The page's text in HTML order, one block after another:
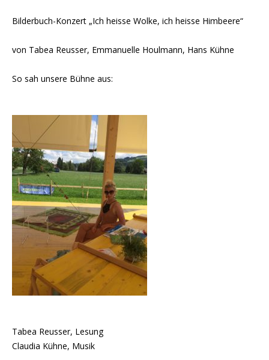
Bilderbuch-Konzert „Ich heisse Wolke, ich heisse Himbeere“
von Tabea Reusser, Emmanuelle Houlmann, Hans Kühne
So sah unsere Bühne aus:
Tabea Reusser, Lesung
Claudia Kühne, Musik